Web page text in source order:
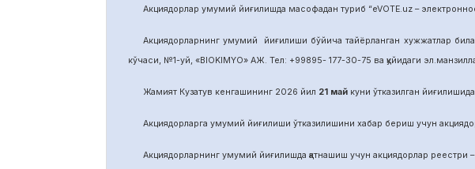
Акциядорлар умумий йиғилишда масофадан туриб “eVOTE.uz –
Акциядорларнинг умумий йиғилиши бўйича тайёрланган хужжатлар
кўчаси, №1-уй, «BIOKIMYO» АЖ. Тел: +99895- 177-30-75 ва қуйидаги
Жамият Кузатув кенгашининг 2026 йил 21 майкуни ўтказилган йиғилишида
Акциядорларга умумий йиғилиши ўтказилишини хабар бериш учун
Акциядорларнинг умумий йиғилишда қатнашиш учун акциядорлар реестри –